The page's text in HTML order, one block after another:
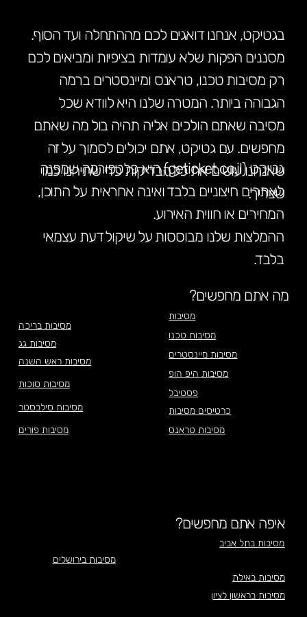
מסיבות בריכה
מסיבות גג
מסיבות ראש השנה
מסיבות סוכות
מסיבות סילבסטר
מסיבות פורים
מה אתם מחפשים?
מסיבות
מסיבות טכנו
מסיבות טראנס
מסיבות מיינסטרים
מסיבות היפ הופ
פסטיבל
כרטיסים מסיבות
איפה אתם מחפשים?
מסיבות בתל אביב
מסיבות בירושלים
מסיבות באילת
מסיבות בראשון לציון
גטיקט (geticket.co.il) היא פלטפורמה שמפנה
לאתרים חיצוניים בלבד ואינה אחראית על התוכן,
המחירים או חווית האירוע.
ההמלצות שלנו מבוססות על שיקול דעת עצמאי
בלבד.
בגטיקט, אנחנו דואגים לכם מההתחלה ועד הסוף.
מסננים הפקות שלא עומדות בציפיות ומביאים לכם
רק מסיבות טכנו, טראנס ומיינסטרים ברמה
הגבוהה ביותר. המטרה שלנו היא לוודא שכל
מסיבה שאתם הולכים אליה תהיה בול מה שאתם
מחפשים. עם גטיקט, אתם יכולים לסמוך על זה
שאנחנו עושים את כל הבדיקות כדי שתיהנו כמו
שצריך.